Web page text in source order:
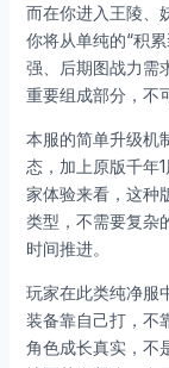
而在你进入王陵、
你将从单纯的“积
强、后期图战力需
重要组成部分，不
本服的简单升级机
态，加上原版千年
家体验来看，这种
类型，不需要复杂
时间推进。
玩家在此类纯净服
装备靠自己打，不
角色成长真实，不